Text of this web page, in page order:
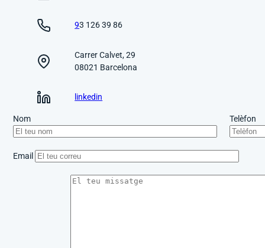
93 126 39 86
Carrer Calvet, 29
08021 Barcelona
linkedin
Nom Telèfon
Email